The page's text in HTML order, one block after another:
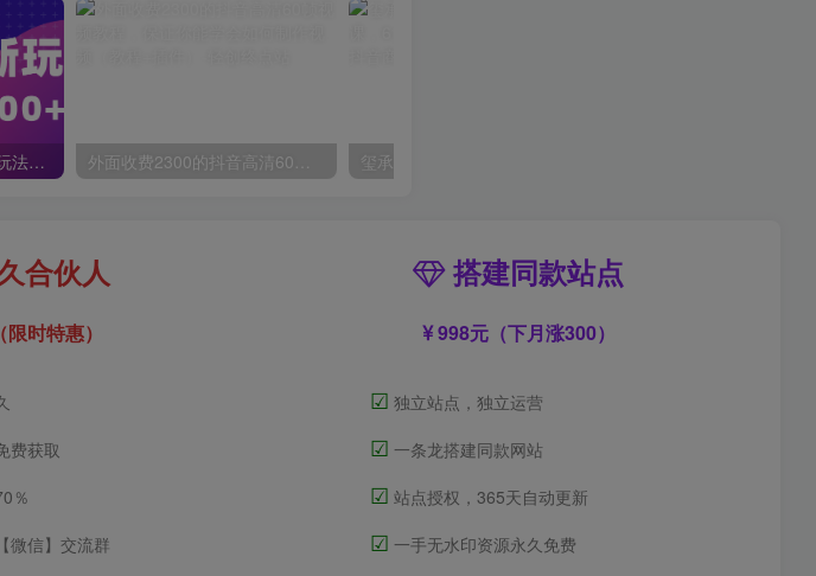
10432期）小说推文全新玩法，5分钟一条原创视频，结合中视频bilibili赚多份收益 外面收费2300的抖音高清60帧视频教程，保证你能学会如何制作视频（教程+插件）
合伙人
时特惠）
费获取
％
微信】交流群
搭建同款站点
998元（下月涨300）
☑ 独立站点，独立运营
☑ 一条龙搭建同款网站
☑ 站点授权，365天自动更新
☑ 一手无水印资源永久免费